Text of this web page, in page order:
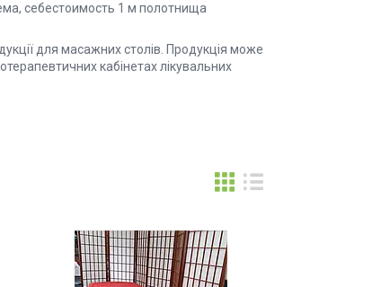
себестоимость 1 м полотнища
для масажних столів. Продукція може
кабінетах лікувальних